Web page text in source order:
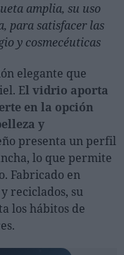
amplia, su uso
para satisfacer las
y cosmecéuticas
elegante que
El vidrio aporta
en la opción
y
presenta un perfil
lo que permite
Fabricado en
reciclados, su
los hábitos de